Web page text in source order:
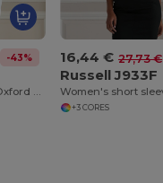
-43%
Camisa de Mulher Oxford de manga comprida - easycare
16,44 € 27,73 €
Russell J933F
+3 CORES